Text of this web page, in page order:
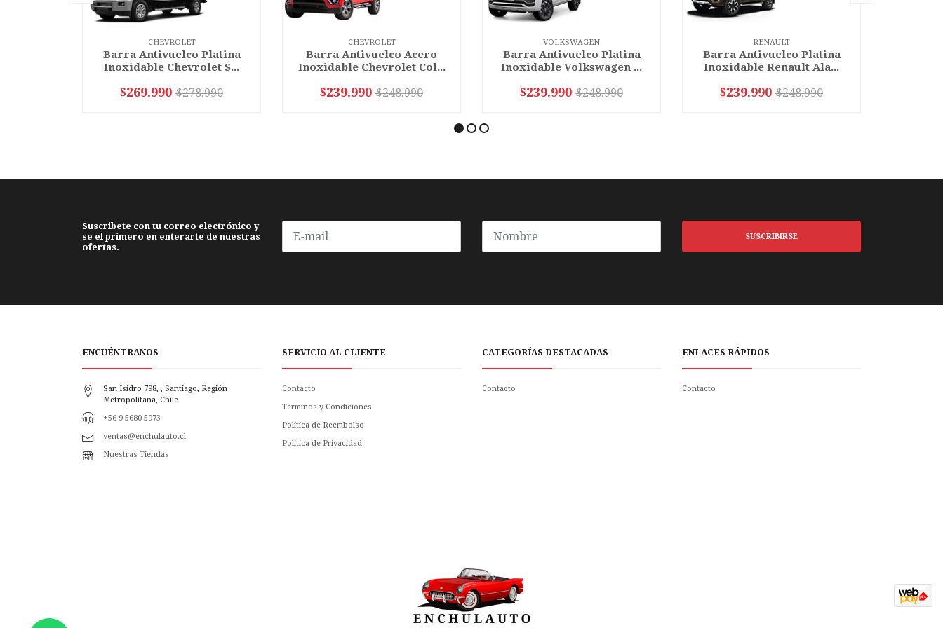
CHEVROLET
Barra Antivuelco Platina
Inoxidable Chevrolet S...
VER OPCIONES
$269.990 $278.990
CHEVROLET
Barra Antivuelco Acero
Inoxidable Chevrolet Col...
VER OPCIONES
$239.990 $248.990
VOLKSWAGEN
Barra Antivuelco Platina
Inoxidable Volkswagen ...
VER OPCIONES
$239.990 $248.990
RENAULT
Barra Antivuelco Platina
Inoxidable Renault Ala...
VER OPCIONES
$239.990 $248.990
Suscribete con tu correo electrónico y
se el primero en enterarte de nuestras
ofertas.
SUSCRIBIRSE
ENCUÉNTRANOS
San Isidro 798, , Santiago, Región
Metropolitana, Chile
+56 9 5680 5973
ventas@enchulauto.cl
Nuestras Tiendas
SERVICIO AL CLIENTE
Contacto
Términos y Condiciones
Política de Reembolso
Politica de Privacidad
CATEGORÍAS DESTACADAS
Contacto
ENLACES RÁPIDOS
Contacto